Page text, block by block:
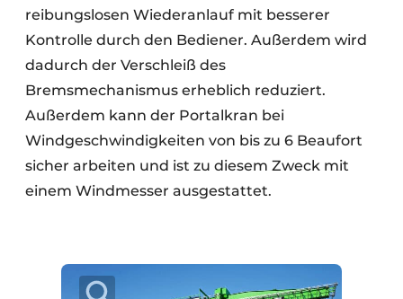
reibungslosen Wiederanlauf mit besserer
Kontrolle durch den Bediener. Außerdem wird
dadurch der Verschleiß des
Bremsmechanismus erheblich reduziert.
Außerdem kann der Portalkran bei
Windgeschwindigkeiten von bis zu 6 Beaufort
sicher arbeiten und ist zu diesem Zweck mit
einem Windmesser ausgestattet.